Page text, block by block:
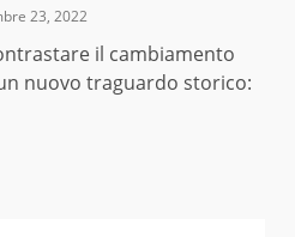
23, 2022
il cambiamento
nuovo traguardo storico: